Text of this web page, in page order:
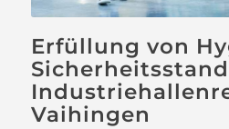
Erfüllung von
Vaihingen